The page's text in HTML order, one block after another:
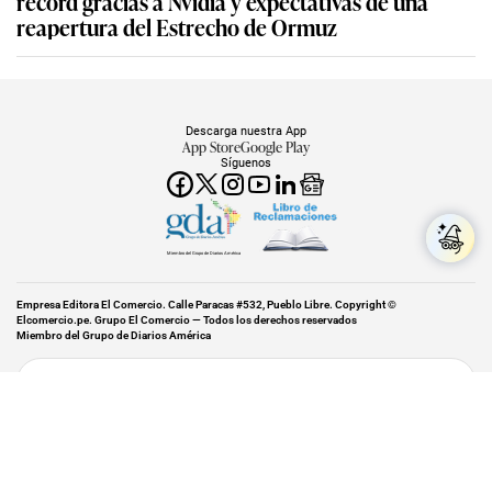
reapertura del Estrecho de Ormuz
Síguenos
Descarga nuestra App
App StoreGoogle Play
Miembro del Grupo de Diarios América
Empresa Editora El Comercio. Calle Paracas #532, Pueblo Libre. Copyright ©
Elcomercio.pe. Grupo El Comercio — Todos los derechos reservados
Miembro del Grupo de Diarios América